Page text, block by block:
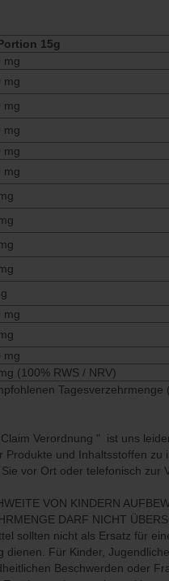
15g
mg
mg
mg
mg
mg
mg
mg
mg
(100% RWS / NRV)
Tagesverzehrmenge
Verordnung " ist uns
Produkte und Inhaltsstoffen zu
vor Ort oder telefonisch zur
VON KINDERN
DARF NICHT
sollten nicht als Ersatz für
dienen. Für Kinder,
Beschwerden oder